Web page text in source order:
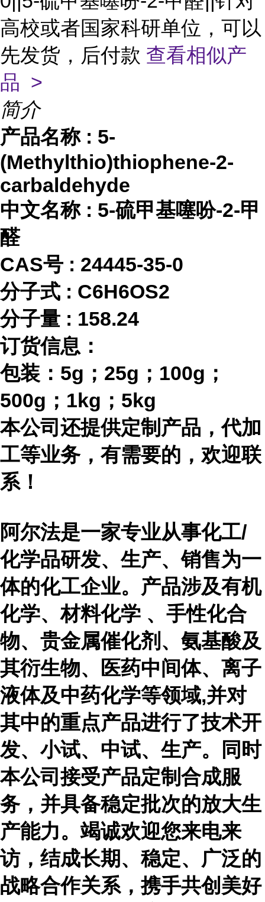
高校或者国家科研单位，可以
先发货，后付款 查看相似产
品 >
简介
产品名称 : 5-
(Methylthio)thiophene-2-
carbaldehyde
中文名称 : 5-硫甲基噻吩-2-甲
醛
CAS号 : 24445-35-0
分子式 : C6H6OS2
分子量 : 158.24
订货信息：
包装： 5g；25g；100g；
500g；1kg；5kg
本公司还提供定制产品，代加
工等业务，有需要的，欢迎联
系！
阿尔法是一家专业从事化工/
化学品研发、生产、销售为一
体的化工企业。产品涉及有机
化学、材料化学 、手性化合
物、贵金属催化剂、氨基酸及
其衍生物、医药中间体、离子
液体及中药化学等领域,并对
其中的重点产品进行了技术开
发、小试、中试、生产。同时
本公司接受产品定制合成服
务，并具备稳定批次的放大生
产能力。竭诚欢迎您来电来
访，结成长期、稳定、广泛的
战略合作关系，携手共创美好